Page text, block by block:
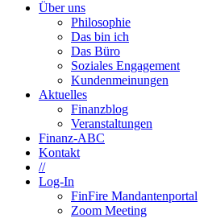
Über uns
Philosophie
Das bin ich
Das Büro
Soziales Engagement
Kundenmeinungen
Aktuelles
Finanzblog
Veranstaltungen
Finanz-ABC
Kontakt
//
Log-In
FinFire Mandantenportal
Zoom Meeting